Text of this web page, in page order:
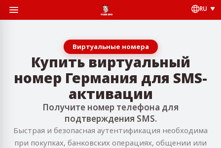
RU
Виртуальные номера
Купить виртуальный
номер Германия для SMS-
активации
Получите номер телефона для
подтверждения SMS.
Быстрая и безопасная аутентификация необходима
при покупках, банковских операциях, общении или